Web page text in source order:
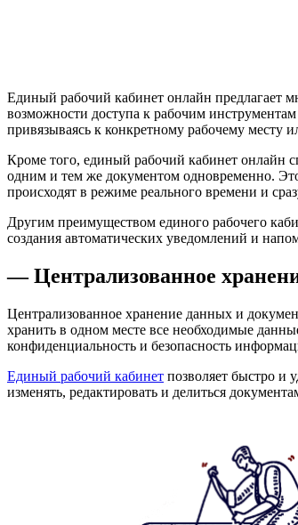
Единый рабочий кабинет онлайн предлагает
возможности доступа к рабочим
привязываясь к конкретному рабочему месту
Кроме того, единый рабочий кабинет онлайн
одним и тем же документом одновременно.
происходят в режиме реального времени и
Другим преимуществом единого рабочего
создания автоматических уведомлений и
— Централизованное
Централизованное хранение данных и
хранить в одном месте все необходимые
конфиденциальность и безопасность
Единый рабочий кабинет позволяет быстро и
изменять, редактировать и делиться